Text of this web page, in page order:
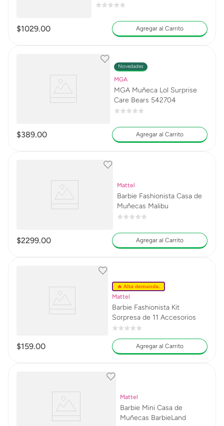
JDR59
$1029.00 Agregar al Carrito
Novedades
MGA
MGA Muñeca Lol Surprise
Care Bears 542704
$389.00 Agregar al Carrito
Mattel
Barbie Fashionista Casa de
Muñecas Malibu
$2299.00 Agregar al Carrito
🔥 Alta demanda.
Mattel
Barbie Fashionista Kit
Sorpresa de 11 Accesorios
$159.00 Agregar al Carrito
Mattel
Barbie Mini Casa de
Muñecas BarbieLand